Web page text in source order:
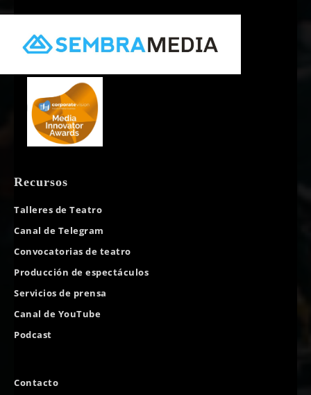
Recursos
Talleres de Teatro
Canal de Telegram
Convocatorias de teatro
Producción de espectáculos
Servicios de prensa
Canal de YouTube
Podcast
Contacto